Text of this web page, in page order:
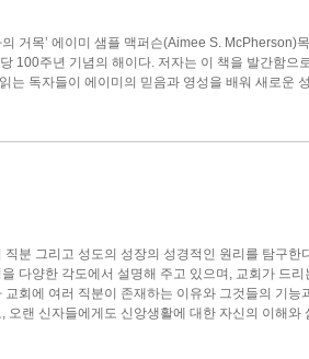
거목’ 에이미 샘플 맥퍼슨(Aimee S. McPherson)
100주년 기념의 해이다. 저자는 이 책을 발간함으
는 독자들이 에이미의 믿음과 영성을 배워 새로운
분 그리고 성도의 성장의 성경적인 원리를 탐구한
다양한 각도에서 설명해 주고 있으며, 교회가 드
회에 여러 직분이 존재하는 이유와 그것들의 기능
랜 신자들에게도 신앙생활에 대한 자신의 이해와